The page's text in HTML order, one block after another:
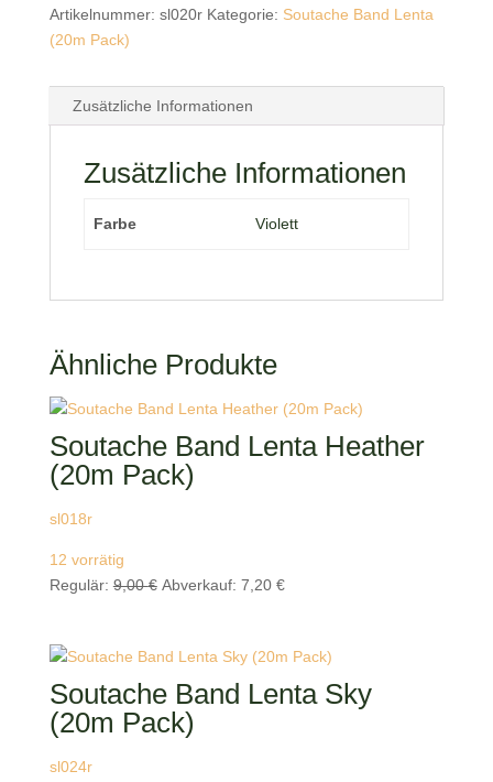
Artikelnummer: sl020r Kategorie: Soutache Band Lenta
(20m Pack)
Zusätzliche Informationen
Zusätzliche Informationen
Farbe Violett
Ähnliche Produkte
Soutache Band Lenta Heather
(20m Pack)
sl018r
12 vorrätig
Regulär: 9,00€ Ursprünglicher
9,00 €
Abverkauf: 7,20 €Aktueller
7,20 €.
Soutache Band Lenta Sky
(20m Pack)
sl024r